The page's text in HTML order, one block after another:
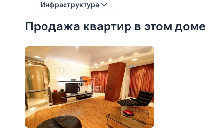
Инфраструктура
Расстояние от объекта
До 2000 метров
Школы
Детские клубы
Детские сады
Поликлиники
Продажа квартир в этом доме